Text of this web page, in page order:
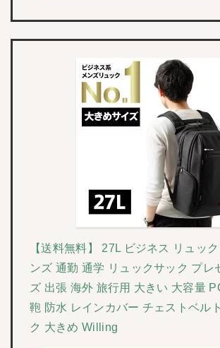
【送料無料】 27L ビジネス リュッ
ンズ 通勤 通学 リュックサック プレ
ズ 出張 海外 旅行用 大きい 大容量
鞄 防水 レインカバー チェストベル
ク 大きめ Willing